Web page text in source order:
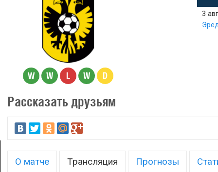
W W L W D
3
Рассказать друзьям
О матче Трансляция Прогнозы